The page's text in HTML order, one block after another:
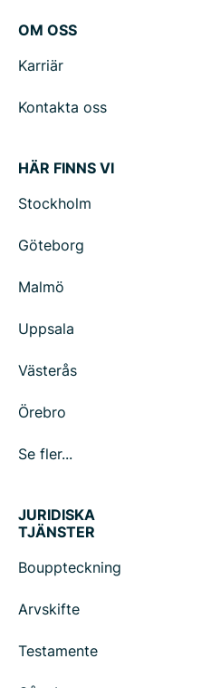
OM OSS
Karriär
Kontakta oss
HÄR FINNS VI
Stockholm
Göteborg
Malmö
Uppsala
Västerås
Örebro
Se fler...
JURIDISKA
TJÄNSTER
Bouppteckning
Arvskifte
Testamente